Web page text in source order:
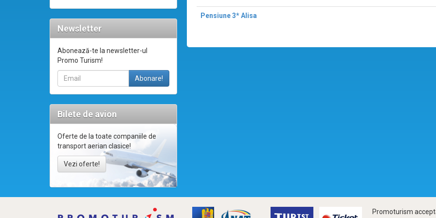
Newsletter
Abonează-te la newsletter-ul
Promo Turism!
Bilete de avion
Oferte de la toate companiile de
transport aerian clasice!
Vezi oferte!
Pensiune 3* Alisa
Promoturism